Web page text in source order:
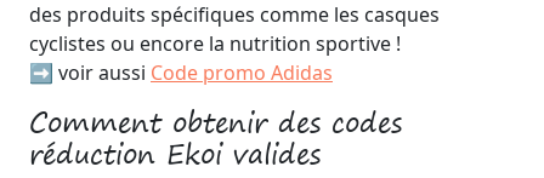
des produits spécifiques comme les casques
cyclistes ou encore la nutrition sportive !
➡️ voir aussi Code promo Adidas
Comment obtenir des codes
réduction Ekoi valides